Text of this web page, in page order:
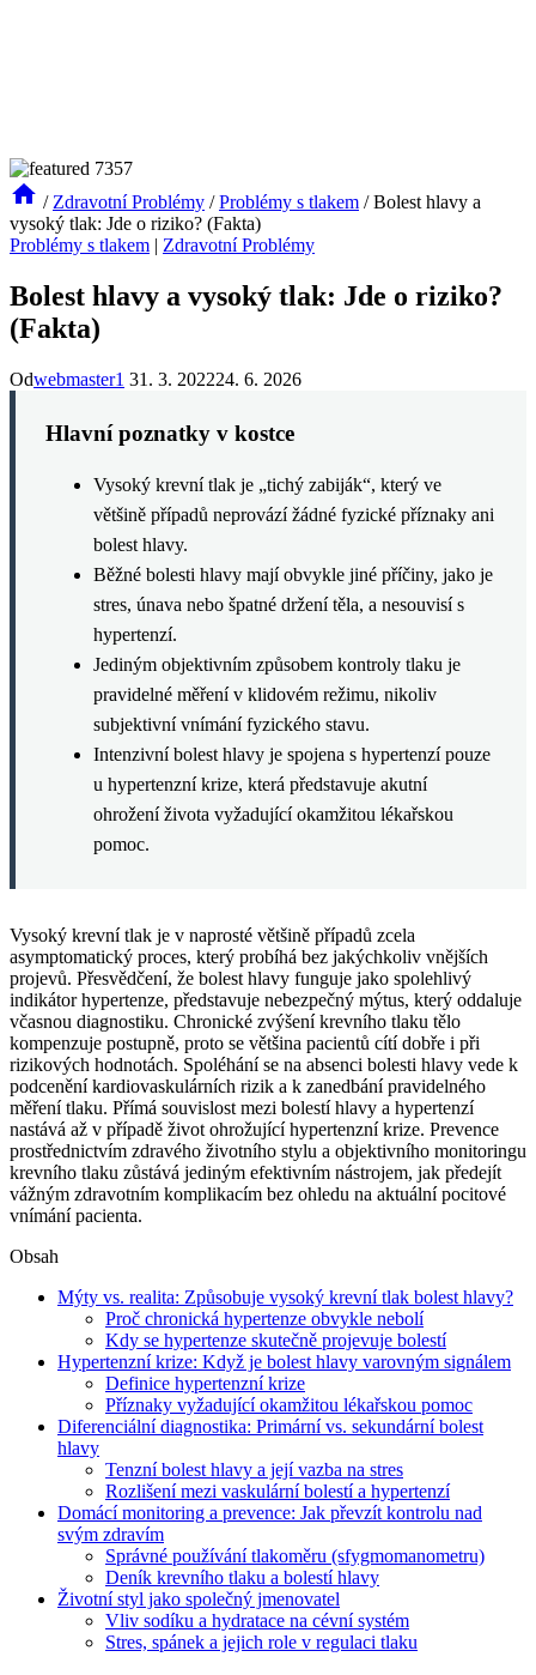
/ Zdravotní Problémy / Problémy s tlakem / Bolest hlavy a
vysoký tlak: Jde o riziko? (Fakta)
Problémy s tlakem | Zdravotní Problémy
Bolest hlavy a vysoký tlak: Jde o riziko?
(Fakta)
Odwebmaster1 31. 3. 202224. 6. 2026
Hlavní poznatky v kostce
Vysoký krevní tlak je „tichý zabiják“, který ve
většině případů neprovází žádné fyzické příznaky ani
bolest hlavy.
Běžné bolesti hlavy mají obvykle jiné příčiny, jako je
stres, únava nebo špatné držení těla, a nesouvisí s
hypertenzí.
Jediným objektivním způsobem kontroly tlaku je
pravidelné měření v klidovém režimu, nikoliv
subjektivní vnímání fyzického stavu.
Intenzivní bolest hlavy je spojena s hypertenzí pouze
u hypertenzní krize, která představuje akutní
ohrožení života vyžadující okamžitou lékařskou
pomoc.
Vysoký krevní tlak je v naprosté většině případů zcela
asymptomatický proces, který probíhá bez jakýchkoliv vnějších
projevů. Přesvědčení, že bolest hlavy funguje jako spolehlivý
indikátor hypertenze, představuje nebezpečný mýtus, který oddaluje
včasnou diagnostiku. Chronické zvýšení krevního tlaku tělo
kompenzuje postupně, proto se většina pacientů cítí dobře i při
rizikových hodnotách. Spoléhání se na absenci bolesti hlavy vede k
podcenění kardiovaskulárních rizik a k zanedbání pravidelného
měření tlaku. Přímá souvislost mezi bolestí hlavy a hypertenzí
nastává až v případě život ohrožující hypertenzní krize. Prevence
prostřednictvím zdravého životního stylu a objektivního monitoringu
krevního tlaku zůstává jediným efektivním nástrojem, jak předejít
vážným zdravotním komplikacím bez ohledu na aktuální pocitové
vnímání pacienta.
Obsah
Mýty vs. realita: Způsobuje vysoký krevní tlak bolest hlavy?
Proč chronická hypertenze obvykle nebolí
Kdy se hypertenze skutečně projevuje bolestí
Hypertenzní krize: Když je bolest hlavy varovným signálem
Definice hypertenzní krize
Příznaky vyžadující okamžitou lékařskou pomoc
Diferenciální diagnostika: Primární vs. sekundární bolest
hlavy
Tenzní bolest hlavy a její vazba na stres
Rozlišení mezi vaskulární bolestí a hypertenzí
Domácí monitoring a prevence: Jak převzít kontrolu nad
svým zdravím
Správné používání tlakoměru (sfygmomanometru)
Deník krevního tlaku a bolestí hlavy
Životní styl jako společný jmenovatel
Vliv sodíku a hydratace na cévní systém
Stres, spánek a jejich role v regulaci tlaku